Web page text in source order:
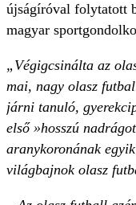
újságíróval folytatott
magyar
„Végigcsinálta az
mai, nagy olasz
járni tanuló,
első »hosszú
aranykoronának
világbajnok olasz